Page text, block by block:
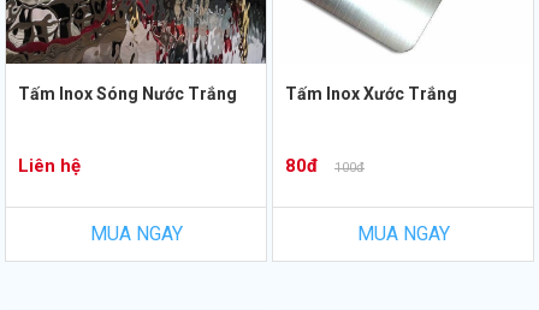
Tấm Inox Sóng Nước Trắng
Liên hệ
MUA NGAY
Tấm Inox Xước Trắng
80đ 100đ
MUA NGAY